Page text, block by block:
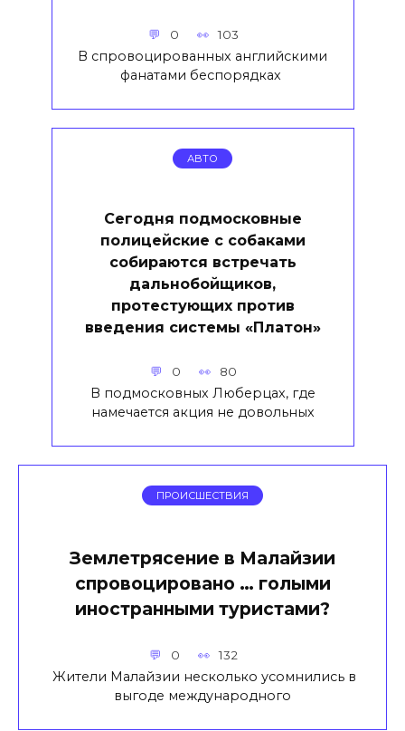
0 103
В спровоцированных английскими
фанатами беспорядках
АВТО
Сегодня подмосковные
полицейские с собаками
собираются встречать
дальнобойщиков,
протестующих против
введения системы «Платон»
0 80
В подмосковных Люберцах, где
намечается акция не довольных
ПРОИСШЕСТВИЯ
Землетрясение в Малайзии
спровоцировано … голыми
иностранными туристами?
0 132
Жители Малайзии несколько усомнились в
выгоде международного